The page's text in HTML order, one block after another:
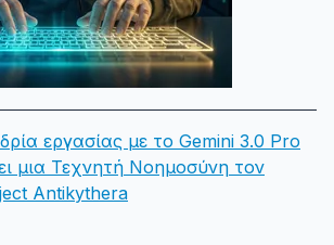
εργασίας με το Gemini 3.0 Pro
μια Τεχνητή Νοημοσύνη τον
Antikythera